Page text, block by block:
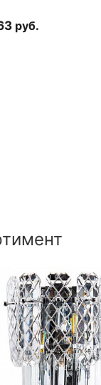
руб.